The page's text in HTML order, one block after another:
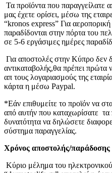
Τα προϊόντα που παραγγείλατε
μας έχετε ορίσει, μέσω της
“kronos express” Για
παραδίδονται στην πόρτα του
σε 5-6 εργάσιμες ημέρες
Για αποστολές στην Κύπρο δεν
αντικαταβολής,θα πρέπει πρώτα
απ τους λογαριασμούς της
κάρτα η μέσω Paypal.
*Εάν επιθυμείτε το προϊόν να
από αυτήν που καταχωρίσατε τα
δυνατότητα να δηλώσετε
σύστημα παραγγελίας.
Χρόνος αποστολής/παράδοσης
Κύριο μέλημα του